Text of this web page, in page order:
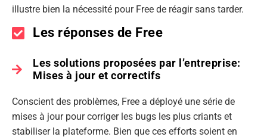
illustre bien la nécessité pour Free de réagir sans tarder.
Les réponses de Free
Les solutions proposées par l’entreprise:
Mises à jour et correctifs
Conscient des problèmes, Free a déployé une série de
mises à jour pour corriger les bugs les plus criants et
stabiliser la plateforme. Bien que ces efforts soient en